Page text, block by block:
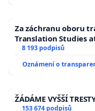
Za záchranu oboru
Translation Studies
University
8 193 podpisů
Oznámení o
ŽÁDÁME VYŠŠÍ
153 674 podpisů